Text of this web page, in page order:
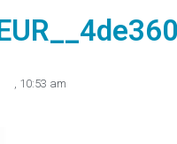
, 10:53 am